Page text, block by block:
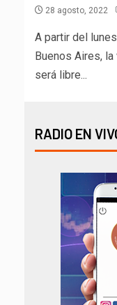
28 agosto, 2022
A partir del
Buenos Aires,
será libre...
RADIO EN